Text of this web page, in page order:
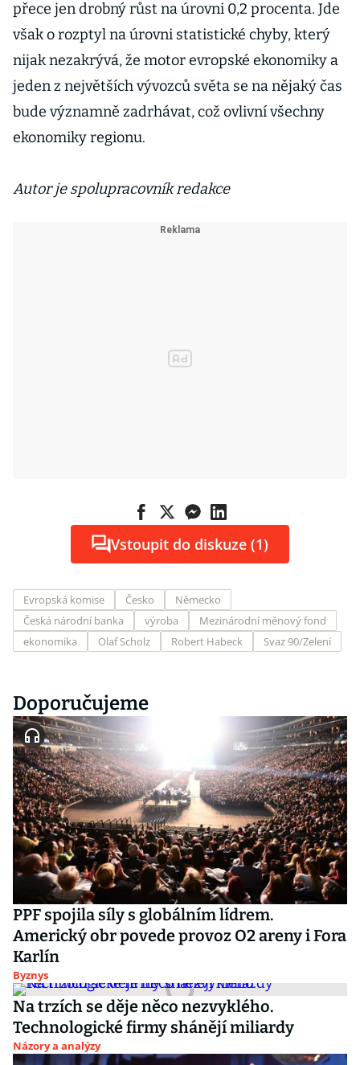
přece jen drobný růst na úrovni 0,2 procenta. Jde
však o rozptyl na úrovni statistické chyby, který
nijak nezakrývá, že motor evropské ekonomiky a
jeden z největších vývozců světa se na nějaký čas
bude významně zadrhávat, což ovlivní všechny
ekonomiky regionu.
Autor je spolupracovník redakce
Vstoupit do diskuze (1)
Evropská komise Česko
Německo
Česká národní banka
výroba
Mezinárodní měnový fond
ekonomika
Olaf Scholz Robert Habeck Svaz 90/Zelení
Doporučujeme
PPF spojila síly s globálním lídrem.
Americký obr povede provoz O2 areny i Fora
Karlín
Byznys
Na trzích se děje něco nezvyklého.
Technologické firmy shánějí miliardy
Názory a analýzy